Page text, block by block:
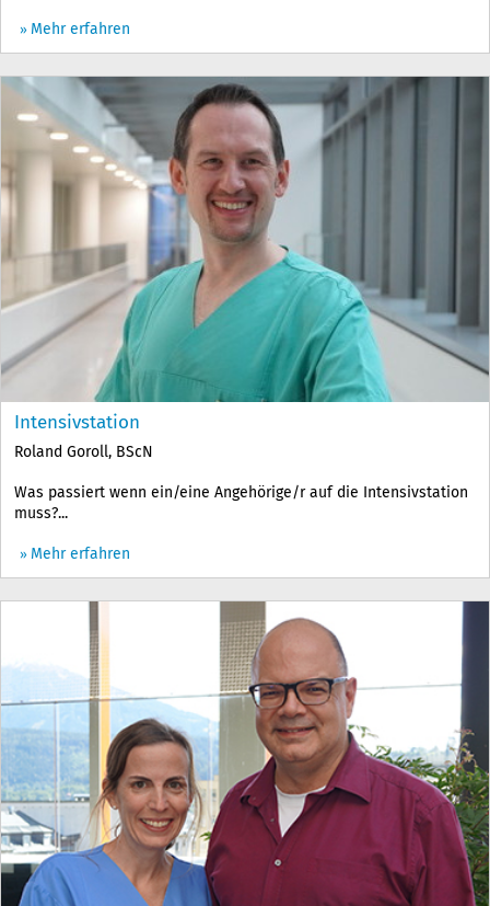
Mehr erfahren
Intensivstation
Roland Goroll, BScN
Was passiert wenn ein/eine Angehörige/r auf die Intensivstation
muss?...
Mehr erfahren